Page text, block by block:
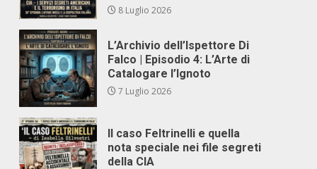
8 Luglio 2026
L’Archivio dell’Ispettore Di
Falco | Episodio 4: L’Arte di
Catalogare l’Ignoto
7 Luglio 2026
Il caso Feltrinelli e quella
nota speciale nei file segreti
della CIA